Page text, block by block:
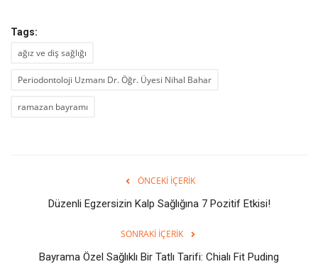
Tags:
ağız ve diş sağlığı
Periodontoloji Uzmanı Dr. Öğr. Üyesi Nihal Bahar
ramazan bayramı
ÖNCEKI İÇERIK
Düzenli Egzersizin Kalp Sağlığına 7 Pozitif Etkisi!
SONRAKI İÇERIK
Bayrama Özel Sağlıklı Bir Tatlı Tarifi: Chialı Fit Puding